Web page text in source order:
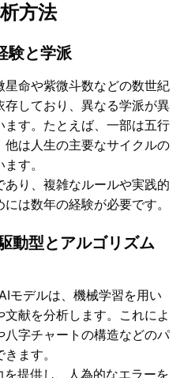
方法
験と学派
星命や紫微斗数などの数世紀
存しており、異なる学派が異
ます。たとえば、一部は五行
他は人生の主要なサイクルの
す。
り、複雑なルールや実践的
は数年の経験が必要です。
動型とアルゴリズム
モデルは、機械学習を用い
献を分析します。これによ
八字チャートの構造などのパ
ます。
提供し、人為的なエラーを